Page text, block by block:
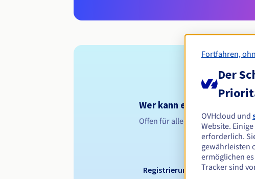
Wer kann eine .ind.in-
Offen für alle natürlichen oder
Registrierungszeitraum
Fortfahren,
Der
OVHcloud und
Website.
erforderlich.
gewährleisten
ermöglichen
Tracker sind